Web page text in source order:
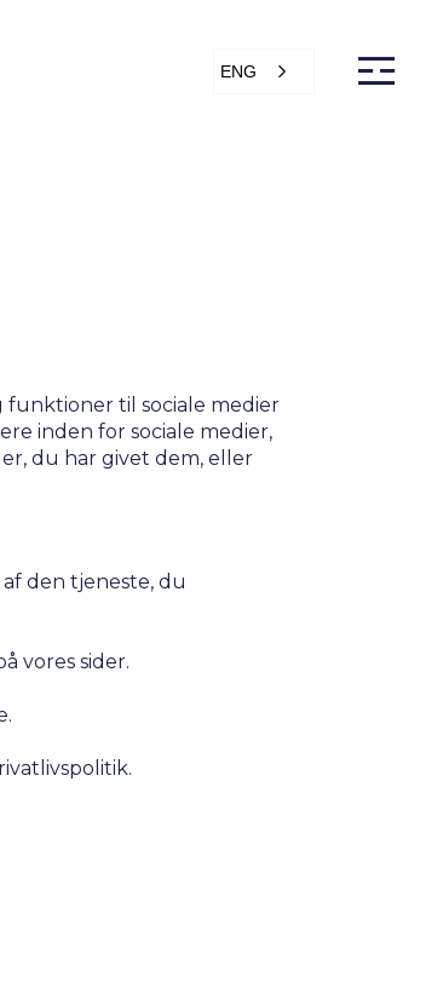
ENG
funktioner til sociale medier
inden for sociale medier,
du har givet dem, eller
den tjeneste, du
vores sider.